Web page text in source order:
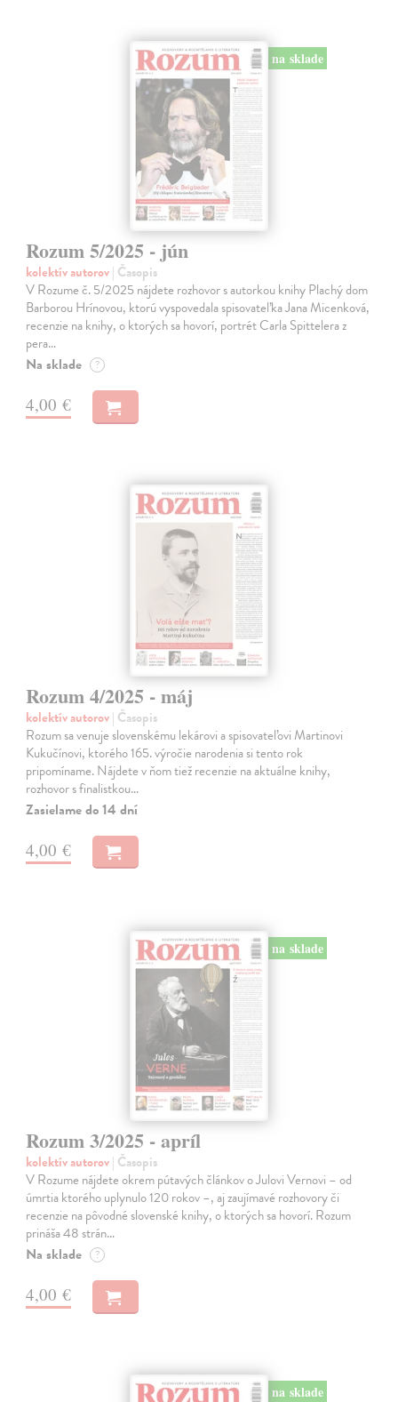
na sklade
Rozum 5/2025 - jún
kolektív autorov| Časopis
V Rozume č. 5/2025 nájdete rozhovor s autorkou knihy Plachý dom
Barborou Hrínovou, ktorú vyspovedala spisovateľka Jana Micenková,
recenzie na knihy, o ktorých sa hovorí, portrét Carla Spittelera z
pera…
Na sklade ?
4,00 €
Rozum 4/2025 - máj
kolektív autorov| Časopis
Rozum sa venuje slovenskému lekárovi a spisovateľovi Martinovi
Kukučínovi, ktorého 165. výročie narodenia si tento rok
pripomíname. Nájdete v ňom tiež recenzie na aktuálne knihy,
rozhovor s finalistkou…
Zasielame do 14 dní
4,00 €
na sklade
Rozum 3/2025 - apríl
kolektív autorov| Časopis
V Rozume nájdete okrem pútavých článkov o Julovi Vernovi – od
úmrtia ktorého uplynulo 120 rokov –, aj zaujímavé rozhovory či
recenzie na pôvodné slovenské knihy, o ktorých sa hovorí. Rozum
prináša 48 strán…
Na sklade ?
4,00 €
na sklade